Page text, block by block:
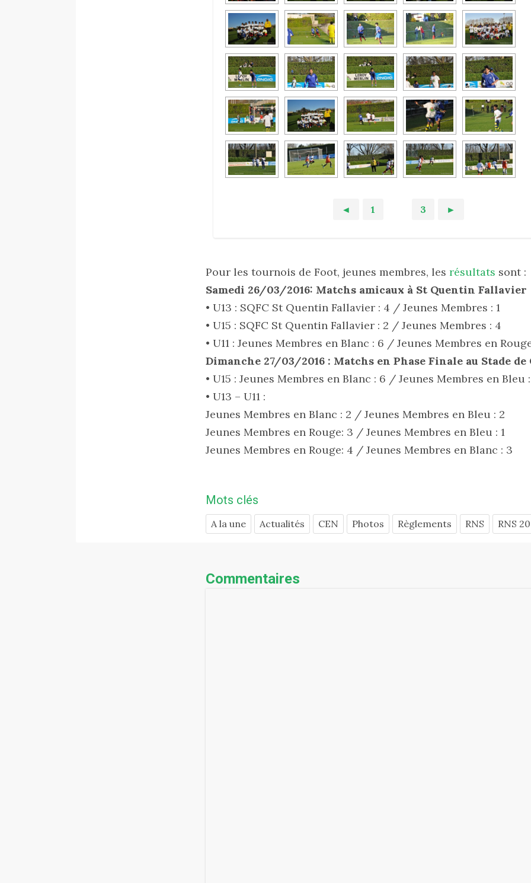
◄ 1 3 ►
Pour les tournois de Foot, jeunes membres, les résultats sont :
Samedi 26/03/2016: Matchs amicaux à St Quentin Fallavier
• U13 : SQFC St Quentin Fallavier : 4 / Jeunes Membres : 1
• U15 : SQFC St Quentin Fallavier : 2 / Jeunes Membres : 4
• U11 : Jeunes Membres en Blanc : 6 / Jeunes Membres en
Dimanche 27/03/2016 : Matchs en Phase Finale au Stade
• U15 : Jeunes Membres en Blanc : 6 / Jeunes Membres en Bleu
• U13 – U11 :
Jeunes Membres en Blanc : 2 / Jeunes Membres en Bleu : 2
Jeunes Membres en Rouge: 3 / Jeunes Membres en Bleu : 1
Jeunes Membres en Rouge: 4 / Jeunes Membres en Blanc : 3
Mots clés
A la une Actualités CEN Photos Règlements RNS RNS
Commentaires